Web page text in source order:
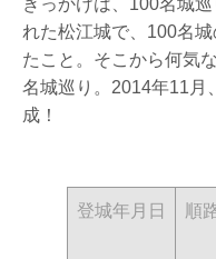
きっかけは、100名城
れた松江城で、100名
たこと。そこから何気
名城巡り。2014年11月
成！
登城年月日 順